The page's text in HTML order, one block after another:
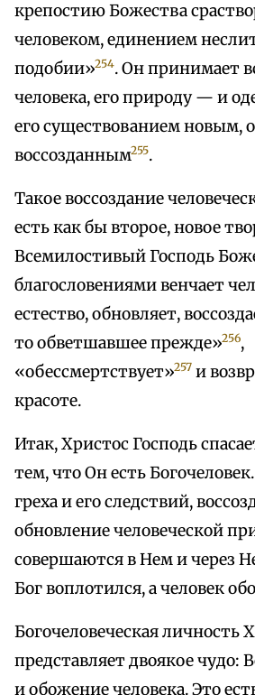
крепостию Божества
человеком, единением
подобии»254. Он принимает
человека, его природу — и
его существованием новым,
воссозданным255.
Такое воссоздание
есть как бы второе, новое
Всемилостивый Господь
благословениями венчает
естество, обновляет,
то обветшавшее прежде»256,
«обессмертствует»257 и
красоте.
Итак, Христос Господь
тем, что Он есть
греха и его следствий,
обновление человеческой
совершаются в Нем и через
Бог воплотился, а человек
Богочеловеческая личность
представляет двоякое чудо:
и обожение человека. Это